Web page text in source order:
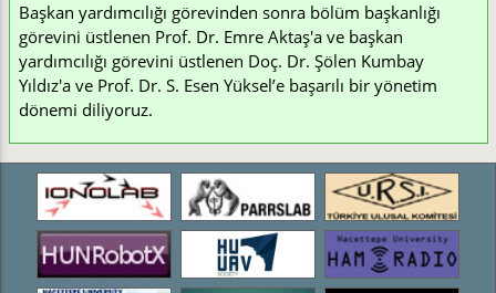
Başkan yardımcılığı görevinden sonra bölüm başkanlığı
görevini üstlenen Prof. Dr. Emre Aktaş'a ve başkan
yardımcılığı görevini üstlenen Doç. Dr. Şölen Kumbay
Yıldız'a ve Prof. Dr. S. Esen Yüksel’e başarılı bir yönetim
dönemi diliyoruz.